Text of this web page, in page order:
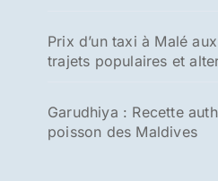
Prix d’un taxi à Malé
trajets populaires et
Garudhiya : Recette
poisson des Maldives